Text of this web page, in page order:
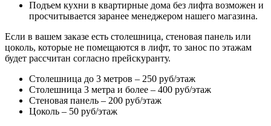
Подъем кухни в квартирные дома без лифта возможен и
просчитывается заранее менеджером нашего магазина.
Если в вашем заказе есть столешница, стеновая панель или
цоколь, которые не помещаются в лифт, то занос по этажам
будет рассчитан согласно прейскуранту.
Столешница до 3 метров – 250 руб/этаж
Столешница 3 метра и более – 400 руб/этаж
Стеновая панель – 200 руб/этаж
Цоколь – 50 руб/этаж